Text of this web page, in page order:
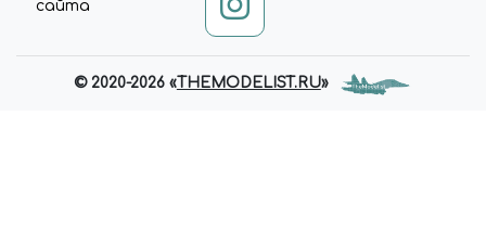
сайта
© 2020-2026 «THEMODELIST.RU»